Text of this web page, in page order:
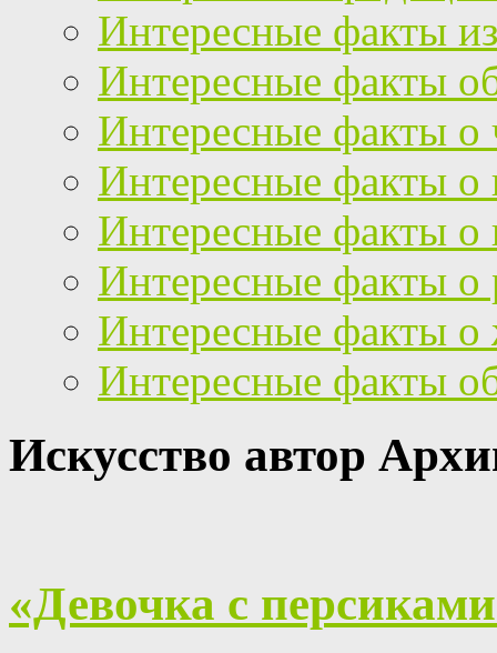
Интересные факты
Интересные факты
Интересные факты о
Интересные факты о
Интересные факты о
Интересные факты о
Интересные факты
Интересные факты
Искусство автор
«Девочка с